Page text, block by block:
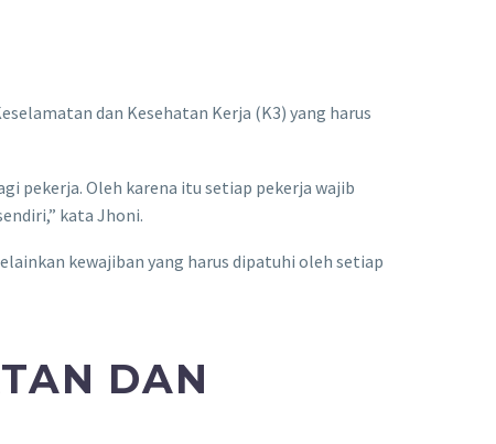
dan Kesehatan Kerja (K3) yang harus
pekerja. Oleh karena itu setiap pekerja wajib
kata Jhoni.
kewajiban yang harus dipatuhi oleh setiap
DAN